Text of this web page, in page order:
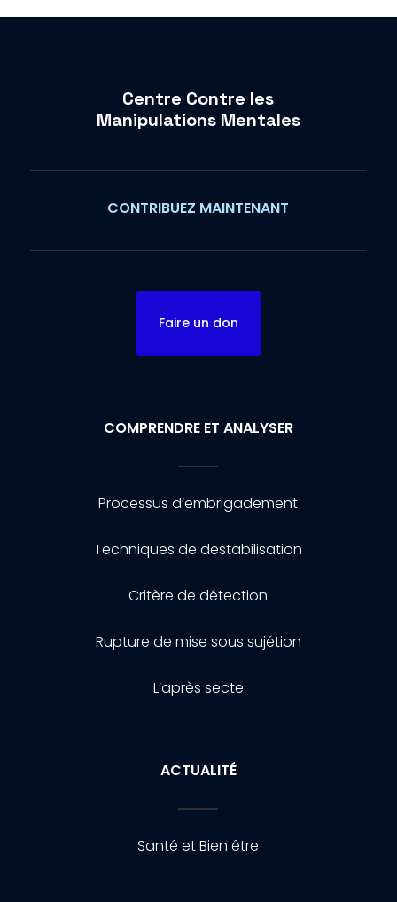
Centre Contre les
Manipulations Mentales
CONTRIBUEZ MAINTENANT
Faire un don
COMPRENDRE ET ANALYSER
Processus d’embrigadement
Techniques de destabilisation
Critère de détection
Rupture de mise sous sujétion
L’après secte
ACTUALITÉ
Santé et Bien être